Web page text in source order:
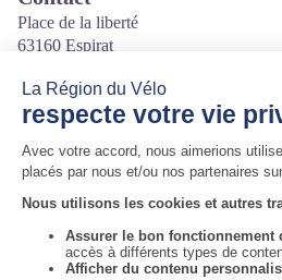
Place de la liberté
63160 Espirat
Courriel:
limprevu.fernandes63160@gmail.com
Site internet:
https://www.imprevu-espirat.org